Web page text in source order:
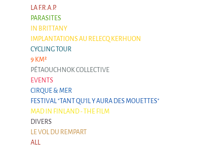
Territorial projects
On-site projects
Générations Cirque
La Première Fois - The First Time
Implantations au Relecq Kerhuon
Dédoublez-moi
Mobile projects
Cycling tour
LA F.R.A.P.
PARASITES
IN BRITTANY
IMPLANTATIONS AU RELECQ KERHUON
CYCLING TOUR
9 KM²
PÉTAOUCHNOK COLLECTIVE
EVENTS
CIRQUE & MER
FESTIVAL "TANT QU'IL Y AURA DES MOUETTES"
MAD IN FINLAND - THE FILM
DIVERS
LE VOL DU REMPART
ALL